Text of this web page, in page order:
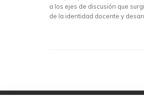
a los ejes de discusión que
de la identidad docente y